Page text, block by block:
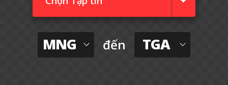
MNG đến TGA